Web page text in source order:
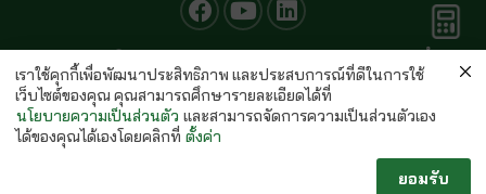
© CAS PAPER All rights Reserved
นโยบายคุ้มครองข้อมูลส่วนบุคคลของ (C.A.S. Privacy Policy)
พนักงานบริษัท
คำนวณ
กระดาษ
เราใช้คุกกี้เพื่อพัฒนาประสิทธิภาพ และประสบการณ์ที่ดีในการใช้
เว็บไซต์ของคุณ คุณสามารถศึกษารายละเอียดได้ที่
นโยบายความเป็นส่วนตัว และสามารถจัดการความเป็นส่วนตัวเอง
ได้ของคุณได้เองโดยคลิกที่ ตั้งค่า
ยอมรับ